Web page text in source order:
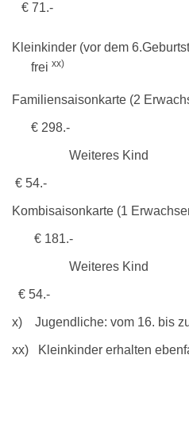
€ 71.-
Kleinkinder (vor
frei xx)
Familiensaisonkarte (2
€ 298.-
€ 54.-
Kombisaisonkarte (1
€ 181.-
€ 54.-
x) Jugendliche: vom 16. bis
xx) Kleinkinder erhalten